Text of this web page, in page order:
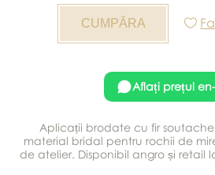
Aflați prețul
Aplicații brodate cu fir
material bridal pentru rochii de
de atelier. Disponibil angro și retail la